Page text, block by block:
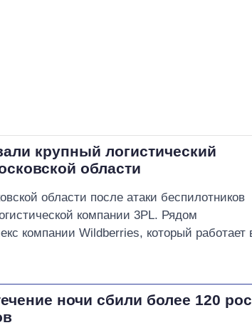
крупный логистический
области
области после атаки беспилотников
компании 3PL. Рядом
компании Wildberries, который работает
ночи сбили более 120